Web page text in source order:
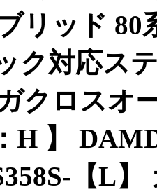
リッド
ク対応ス
クロスオ
H 】
【L